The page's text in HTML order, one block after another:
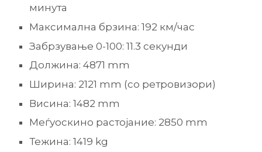
минута
Максимална брзина: 192 км/час
Забрзување 0-100: 11.3 секунди
Должина: 4871 mm
Ширина: 2121 mm (со ретровизори)
Висина: 1482 mm
Меѓуоскино растојание: 2850 mm
Тежина: 1419 kg